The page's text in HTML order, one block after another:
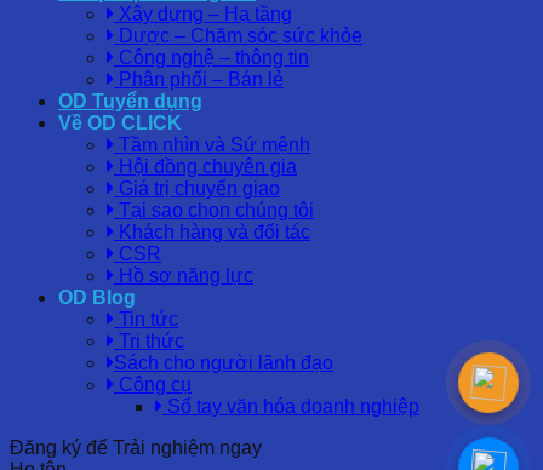
Xây dựng – Hạ tầng
Dược – Chăm sóc sức khỏe
Công nghệ – thông tin
Phân phối – Bán lẻ
OD Tuyển dụng
Về OD CLICK
Tầm nhìn và Sứ mệnh
Hội đồng chuyên gia
Giá trị chuyển giao
Tại sao chọn chúng tôi
Khách hàng và đối tác
CSR
Hồ sơ năng lực
OD Blog
Tin tức
Tri thức
Sách cho người lãnh đạo
Công cụ
Sổ tay văn hóa doanh nghiệp
Đăng ký để Trải nghiệm ngay